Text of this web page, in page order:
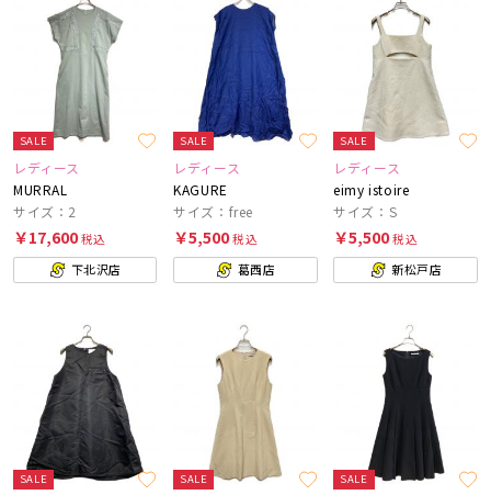
SALE
レディース
MURRAL
サイズ：2
￥17,600税込
下北沢店
SALE
レディース
KAGURE
サイズ：free
￥5,500税込
葛西店
SALE
レディース
eimy istoire
サイズ：S
￥5,500税込
新松戸店
SALE SALE SALE